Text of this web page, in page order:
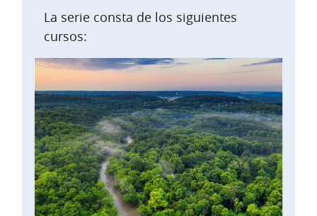
La serie consta de los siguientes
cursos: